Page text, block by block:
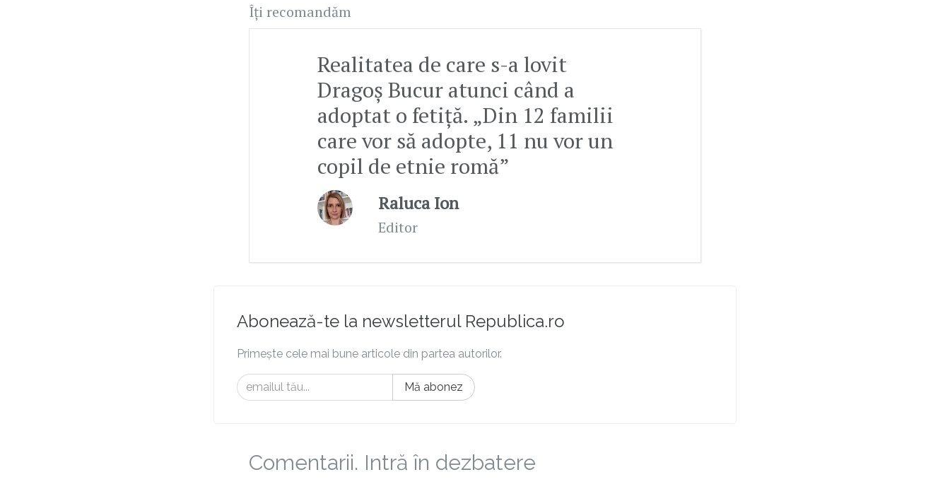
Îți recomandăm
Realitatea de care s-a lovit
Dragoș Bucur atunci când a
adoptat o fetiță. „Din 12 familii
care vor să adopte, 11 nu vor un
copil de etnie romă”
Raluca Ion
Editor
Abonează-te la newsletterul Republica.ro
Primește cele mai bune articole din partea autorilor.
Mă abonez
Comentarii. Intră în dezbatere